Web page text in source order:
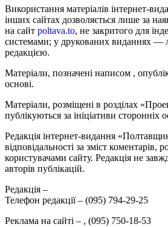
Використання матеріалів інтернет-
інших сайтах дозволяється лише за
на сайт poltava.to, не закритого для
системами; у друкованих виданнях —
редакцією.
Матеріали, позначені написом ,
основі.
Матеріали, розміщені в розділах
публікуються за ініціативи сторонніх
Редакція інтернет-видання
відповідальності за зміст коментарів,
користувачами сайту. Редакція не
авторів публікацій.
Редакція –
Телефон редакції – (095) 794-29-25
Реклама на сайті – , (095) 750-18-53